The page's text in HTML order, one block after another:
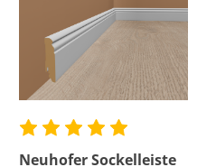
Neuhofer Sockelleiste